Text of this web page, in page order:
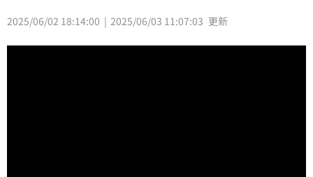
2025/06/02 18:14:00 2025/06/03 11:07:03 更新